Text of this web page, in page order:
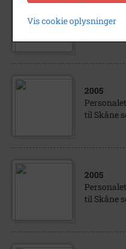
1994
2005
til Skåne
2005
til Skåne
Vis cookie oplysninger